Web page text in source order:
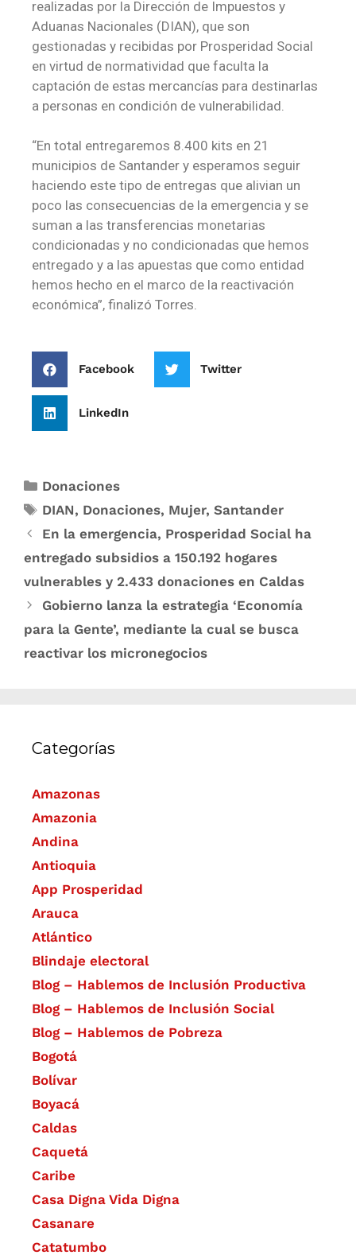
realizadas por la Dirección de Impuestos y
Aduanas Nacionales (DIAN), que son
gestionadas y recibidas por Prosperidad Social
en virtud de normatividad que faculta la
captación de estas mercancías para destinarlas
a personas en condición de vulnerabilidad.
“En total entregaremos 8.400 kits en 21
municipios de Santander y esperamos seguir
haciendo este tipo de entregas que alivian un
poco las consecuencias de la emergencia y se
suman a las transferencias monetarias
condicionadas y no condicionadas que hemos
entregado y a las apuestas que como entidad
hemos hecho en el marco de la reactivación
económica”, finalizó Torres.
Facebook Twitter
LinkedIn
Donaciones
DIAN, Donaciones, Mujer,Santander
En la emergencia, Prosperidad Social ha
entregado subsidios a 150.192 hogares
vulnerables y 2.433 donaciones en Caldas
Gobierno lanza la estrategia ‘Economía
para la Gente’, mediante la cual se busca
reactivar los micronegocios
Categorías
Amazonas
Amazonia
Andina
Antioquia
App Prosperidad
Arauca
Atlántico
Blindaje electoral
Blog – Hablemos de Inclusión Productiva
Blog – Hablemos de Inclusión Social
Blog – Hablemos de Pobreza
Bogotá
Bolívar
Boyacá
Caldas
Caquetá
Caribe
Casa Digna Vida Digna
Casanare
Catatumbo